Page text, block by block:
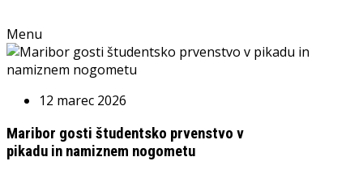
Menu
12 marec 2026
Maribor gosti študentsko prvenstvo v
pikadu in namiznem nogometu